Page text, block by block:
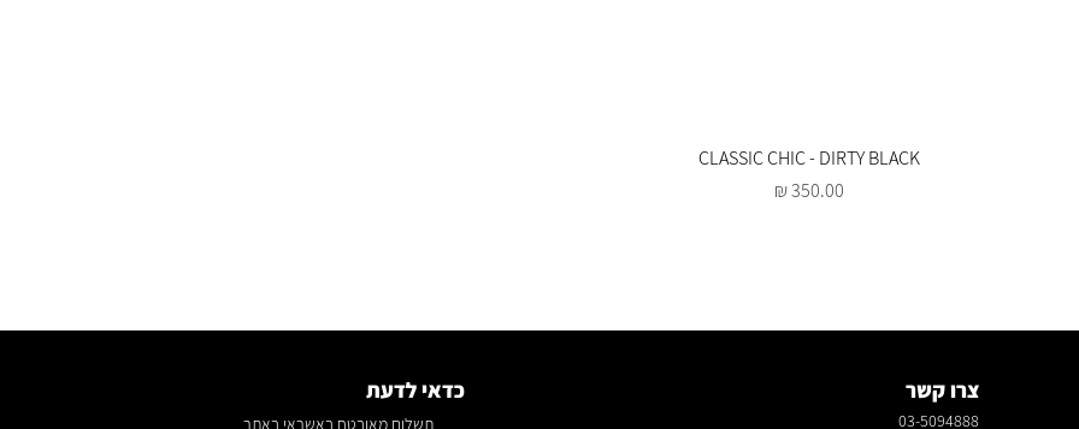
CLASSIC CHIC - DIRTY BLACK
מחיר
כדאי לדעת
תשלום מאובטח באשראי באתר
צרו קשר
03-5094888